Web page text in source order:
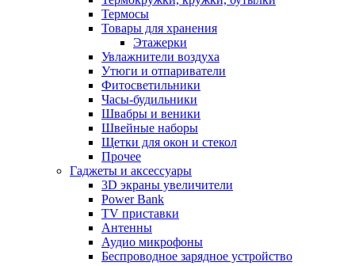
Термосы
Товары для хранения
Этажерки
Увлажнители воздуха
Утюги и отпариватели
Фитосветильники
Часы-будильники
Швабры и веники
Швейные наборы
Щетки для окон и стекол
Прочее
Гаджеты и аксессуары
3D экраны увеличители
Power Bank
TV приставки
Антенны
Аудио микрофоны
Беспроводное зарядное устройство